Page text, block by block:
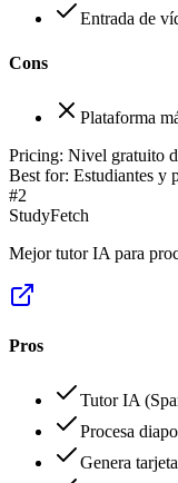
Entrada de
Cons
Plataforma
Pricing: Nivel gratuito
Best for: Estudiantes y
#2
StudyFetch
Mejor tutor IA para
Pros
Tutor IA
Procesa
Genera